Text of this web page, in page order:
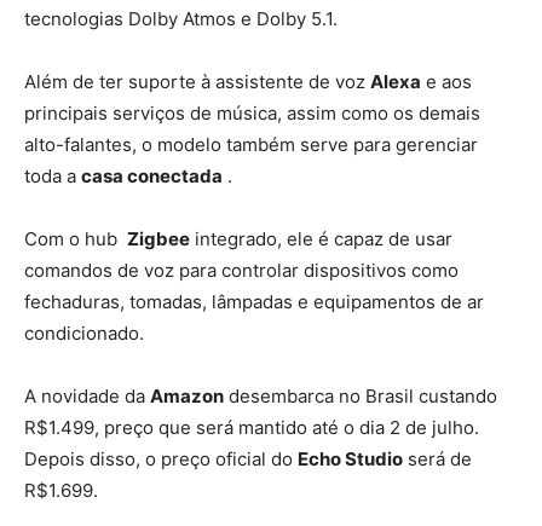
tecnologias Dolby Atmos e Dolby 5.1.
Além de ter suporte à assistente de voz Alexa e aos
principais serviços de música, assim como os demais
alto-falantes, o modelo também serve para gerenciar
toda a casa conectada .
Com o hub Zigbee integrado, ele é capaz de usar
comandos de voz para controlar dispositivos como
fechaduras, tomadas, lâmpadas e equipamentos de ar
condicionado.
A novidade da Amazon desembarca no Brasil custando
R$1.499, preço que será mantido até o dia 2 de julho.
Depois disso, o preço oficial do Echo Studio será de
R$1.699.